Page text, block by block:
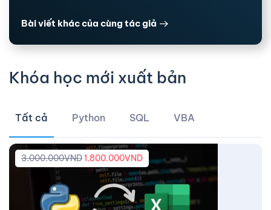
Bài viết khác của cùng tác giả
Khóa học mới xuất bản
Tất cả Python SQL VBA
3.000.000VND1.800.000VND